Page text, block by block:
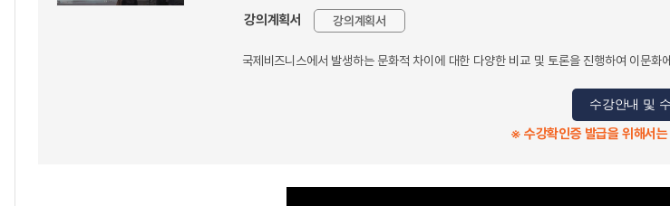
강의계획서 강의계획서
국제비즈니스에서 발생하는 문화적 차이에 대한 다양한 비교 및 토론을 진행하여 이문화
수강안내 및
※ 수강확인증 발급을 위해서